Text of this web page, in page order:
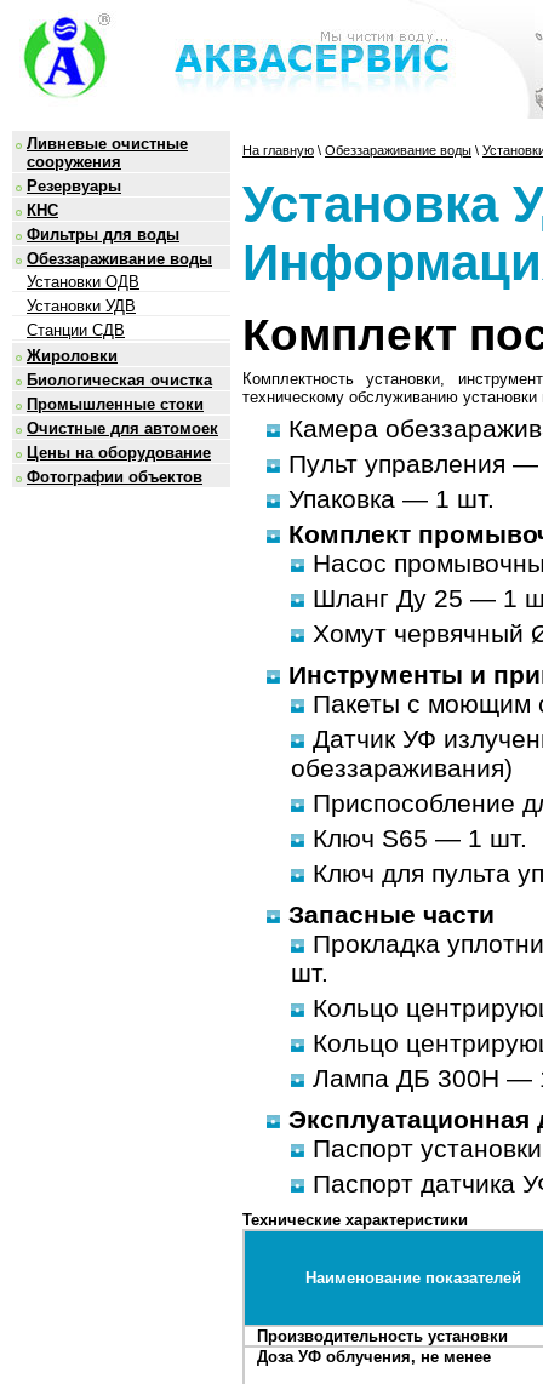
Ливневые очистные
сооружения
Резервуары
КНС
Фильтры для воды
Обеззараживание воды
Установки ОДВ
Установки УДВ
Станции СДВ
Жироловки
Биологическая очистка
Промышленные стоки
Очистные для автомоек
Цены на оборудование
Фотографии объектов
На главную \ Обеззараживание воды \
Установка
Комплект
Комплектность установки,
техническому обслуживанию
Камера
Пульт управления
Упаковка — 1 шт.
Комплект
Насос
Шланг Ду 25 — 1
Хомут червячный
Инструменты и
Пакеты с моющим
Датчик УФ
обеззараживания)
Приспособление
Ключ S65 — 1 шт.
Ключ для пульта
Запасные части
Прокладка
шт.
Кольцо
Кольцо
Лампа ДБ 300Н —
Эксплуатационная
Паспорт
Паспорт датчика
Технические характеристики
Наименование показателей
Производительность установки
Доза УФ облучения, не менее